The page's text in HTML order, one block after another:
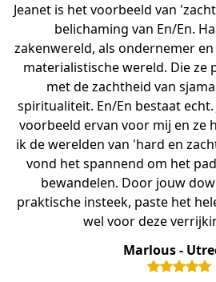
Jeanet is het voorbeeld van
belichaming van En/En.
zakenwereld, als ondernemer
materialistische wereld. Die
met de zachtheid van
spiritualiteit. En/En bestaat echt.
voorbeeld ervan voor mij en ze
ik de werelden van 'hard en
vond het spannend om het
bewandelen. Door jouw
praktische insteek, paste het
wel voor deze
Marlous -